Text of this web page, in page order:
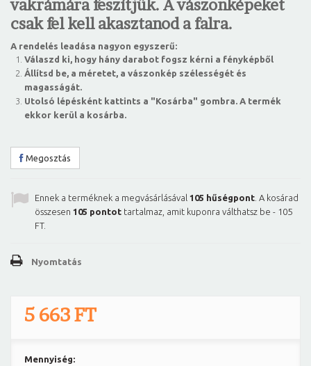
vakrámára feszítjük. A vászonképeket
csak fel kell akasztanod a falra.
A rendelés leadása nagyon egyszerű:
Válaszd ki, hogy hány darabot fogsz kérni a fényképből
Állítsd be, a méretet, a vászonkép szélességét és
magasságát.
Utolsó lépésként kattints a "Kosárba" gombra. A termék
ekkor kerül a kosárba.
Megosztás
Ennek a terméknek a megvásárlásával 105 hűségpont . A kosárad
összesen 105 pontot tartalmaz, amit kuponra válthatsz be - 105
FT.
Nyomtatás
5 663 FT
Mennyiség: